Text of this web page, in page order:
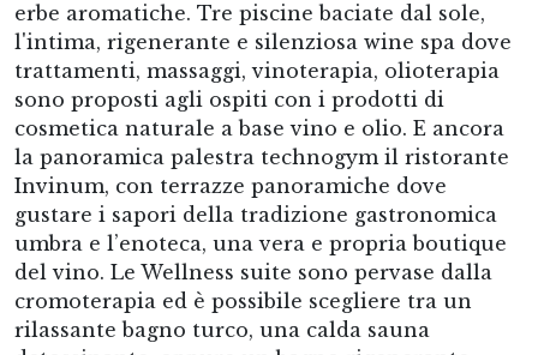
erbe aromatiche. Tre piscine baciate dal sole,
l'intima, rigenerante e silenziosa wine spa dove
trattamenti, massaggi, vinoterapia, olioterapia
sono proposti agli ospiti con i prodotti di
cosmetica naturale a base vino e olio. E ancora
la panoramica palestra technogym il ristorante
Invinum, con terrazze panoramiche dove
gustare i sapori della tradizione gastronomica
umbra e l’enoteca, una vera e propria boutique
del vino. Le Wellness suite sono pervase dalla
cromoterapia ed è possibile scegliere tra un
rilassante bagno turco, una calda sauna